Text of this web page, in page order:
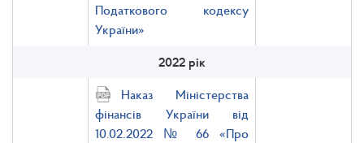
Податкового кодексу
України»
2022 рік
Наказ Міністерства
фінансів України від
10.02.2022 № 66 «Про